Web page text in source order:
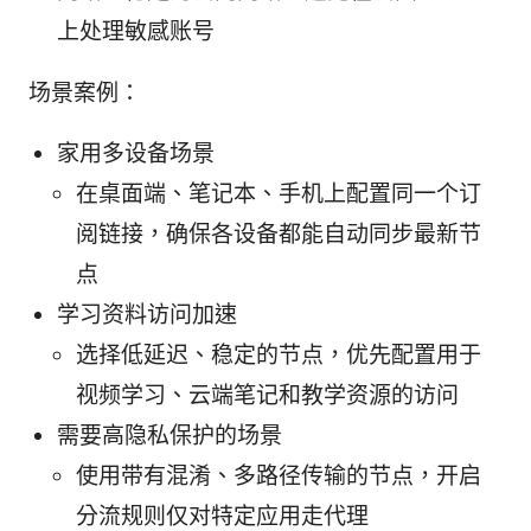
上处理敏感账号
场景案例：
家用多设备场景
在桌面端、笔记本、手机上配置同一个订
阅链接，确保各设备都能自动同步最新节
点
学习资料访问加速
选择低延迟、稳定的节点，优先配置用于
视频学习、云端笔记和教学资源的访问
需要高隐私保护的场景
使用带有混淆、多路径传输的节点，开启
分流规则仅对特定应用走代理